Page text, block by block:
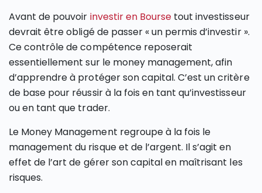
Avant de pouvoir investir en Bourse tout investisseur
devrait être obligé de passer « un permis d’investir ».
Ce contrôle de compétence reposerait
essentiellement sur le money management, afin
d’apprendre à protéger son capital. C’est un critère
de base pour réussir à la fois en tant qu’investisseur
ou en tant que trader.
Le Money Management regroupe à la fois le
management du risque et de l’argent. Il s’agit en
effet de l’art de gérer son capital en maîtrisant les
risques.